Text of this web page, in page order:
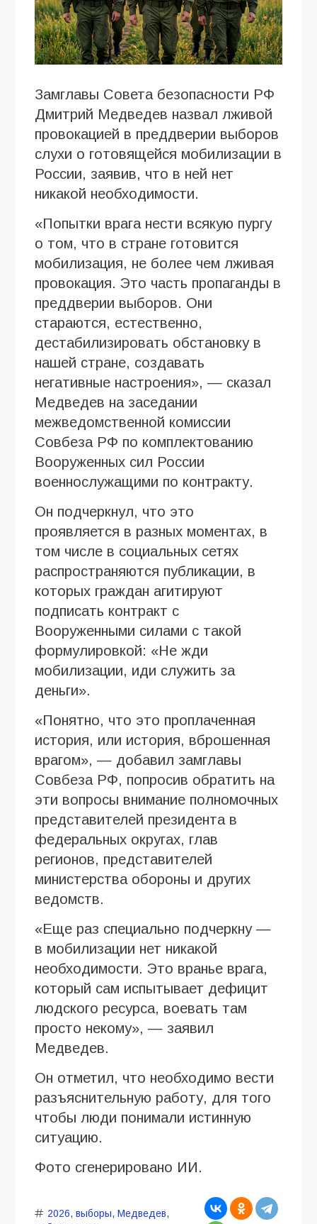
Замглавы Совета безопасности РФ
Дмитрий Медведев назвал лживой
провокацией в преддверии выборов
слухи о готовящейся мобилизации в
России, заявив, что в ней нет
никакой необходимости.
«Попытки врага нести всякую пургу
о том, что в стране готовится
мобилизация, не более чем лживая
провокация. Это часть пропаганды в
преддверии выборов. Они
стараются, естественно,
дестабилизировать обстановку в
нашей стране, создавать
негативные настроения», — сказал
Медведев на заседании
межведомственной комиссии
Совбеза РФ по комплектованию
Вооруженных сил России
военнослужащими по контракту.
Он подчеркнул, что это
проявляется в разных моментах, в
том числе в социальных сетях
распространяются публикации, в
которых граждан агитируют
подписать контракт с
Вооруженными силами с такой
формулировкой: «Не жди
мобилизации, иди служить за
деньги».
«Понятно, что это проплаченная
история, или история, вброшенная
врагом», — добавил замглавы
Совбеза РФ, попросив обратить на
эти вопросы внимание полномочных
представителей президента в
федеральных округах, глав
регионов, представителей
министерства обороны и других
ведомств.
«Еще раз специально подчеркну —
в мобилизации нет никакой
необходимости. Это вранье врага,
который сам испытывает дефицит
людского ресурса, воевать там
просто некому», — заявил
Медведев.
Он отметил, что необходимо вести
разъяснительную работу, для того
чтобы люди понимали истинную
ситуацию.
Фото сгенерировано ИИ.
2026, выборы, Медведев,